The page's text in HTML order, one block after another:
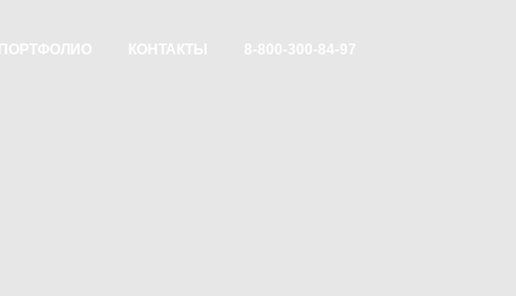
ПОРТФОЛИО КОНТАКТЫ 8-800-300-84-97